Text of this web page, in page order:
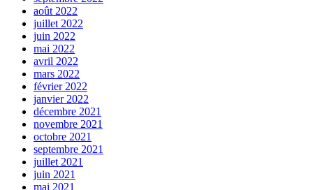
août 2022
juillet 2022
juin 2022
mai 2022
avril 2022
mars 2022
février 2022
janvier 2022
décembre 2021
novembre 2021
octobre 2021
septembre 2021
juillet 2021
juin 2021
mai 2021